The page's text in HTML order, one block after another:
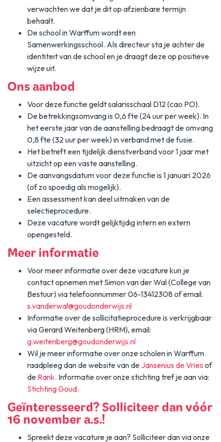
verwachten we dat je dit op afzienbare termijn
behaalt.
De school in Warffum wordt een
Samenwerkingsschool. Als directeur sta je achter de
identiteit van de school en je draagt deze op positieve
wijze uit.
Ons aanbod
Voor deze functie geldt salarisschaal D12 (cao PO).
De betrekkingsomvang is 0,6 fte (24 uur per week). In
het eerste jaar van de aanstelling bedraagt de omvang
0,8 fte (32 uur per week) in verband met de fusie.
Het betreft een tijdelijk dienstverband voor 1 jaar met
uitzicht op een vaste aanstelling.
De aanvangsdatum voor deze functie is 1 januari 2026
(of zo spoedig als mogelijk).
Een assessment kan deel uitmaken van de
selectieprocedure.
Deze vacature wordt gelijktijdig intern en extern
opengesteld.
Meer informatie
Voor meer informatie over deze vacature kun je
contact opnemen met Simon van der Wal (College van
Bestuur) via telefoonnummer 06-13412308 of email:
s.vanderwal@goudonderwijs.nl
Informatie over de sollicitatieprocedure is verkrijgbaar
via Gerard Weitenberg (HRM), email:
g.weitenberg@goudonderwijs.nl
Wil je meer informatie over onze scholen in Warffum
raadpleeg dan de website van de Jansenius de Vries of
de Rank. Informatie over onze stichting tref je aan via:
Stichting Goud.
Geïnteresseerd? Solliciteer dan vóór
16 november a.s.!
Spreekt deze vacature je aan? Solliciteer dan via onze